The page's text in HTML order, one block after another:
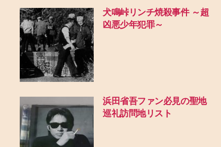
犬鳴峠リンチ焼殺事件 ～超
凶悪少年犯罪～
浜田省吾ファン必見の聖地
巡礼訪問地リスト